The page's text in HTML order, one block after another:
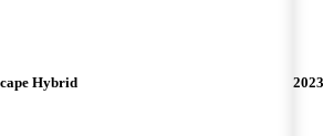
Hybrid